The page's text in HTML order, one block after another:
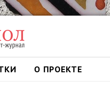
О ПРОЕКТЕ